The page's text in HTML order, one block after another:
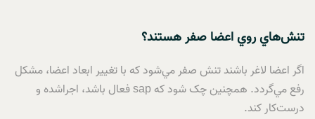
تنش‌هاي روي اعضا صفر هستند؟
اگر اعضا لاغر باشند تنش صفر مي‌شود که با تغيير ابعاد اعضا، مشکل
رفع مي‌گردد. همچنين چک شود که sap فعال باشد، اجراشده و
درست‌کار کند.